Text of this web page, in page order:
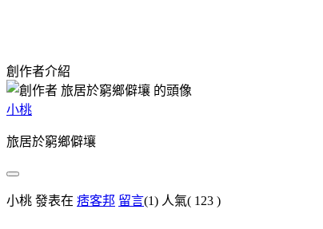
創作者介紹
小桃
旅居於窮鄉僻壤
小桃 發表在 痞客邦 留言(1) 人氣( 123 )